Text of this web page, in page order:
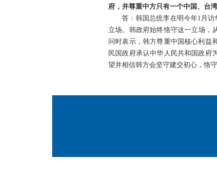
府，并尊重中方只有一个中国、台
答：韩国总统李在明今年1月
立场。韩政府始终恪守这一立场
问时表示，韩方尊重中国核心利益
民国政府承认中华人民共和国政府
望并相信韩方会坚守建交初心，恪